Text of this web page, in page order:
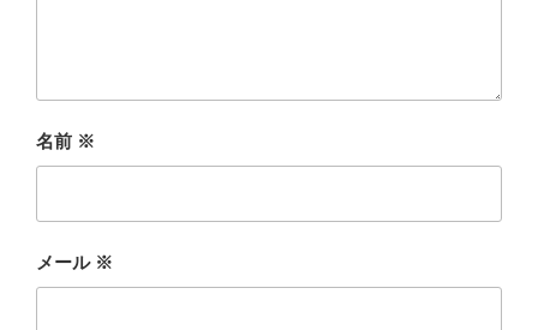
名前 ※
メール ※